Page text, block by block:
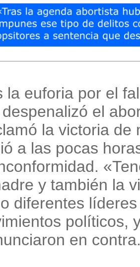
la euforia por el
el
la victoria de
a las pocas
y también la
diferentes
políticos,
en